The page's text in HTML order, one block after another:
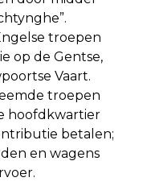
troepen
op de Gentse,
Vaart.
troepen
hoofdkwartier
betalen;
en wagens